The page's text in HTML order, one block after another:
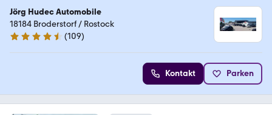
Jörg Hudec Automobile
18184 Broderstorf / Rostock
4.7 Sterne
(109)
Kontakt Parken